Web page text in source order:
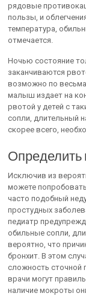
рядовые
пользы, и
температура,
отмечается.
Ночью состояние
заканчиваются
возможно по
малыш издает на
рвотой у детей с
сопли, длительный
скорее всего,
Определить
Исключив из
можете
часто подобный
простудных
педиатр
обильные сопли,
вероятно, что
бронхит. В этом
сложность сточной
врачи могут
наличие мокроты